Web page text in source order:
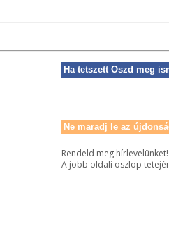
Ha tetszett Oszd meg
Ne maradj le az
Rendeld meg hírlevelünket!
A jobb oldali oszlop